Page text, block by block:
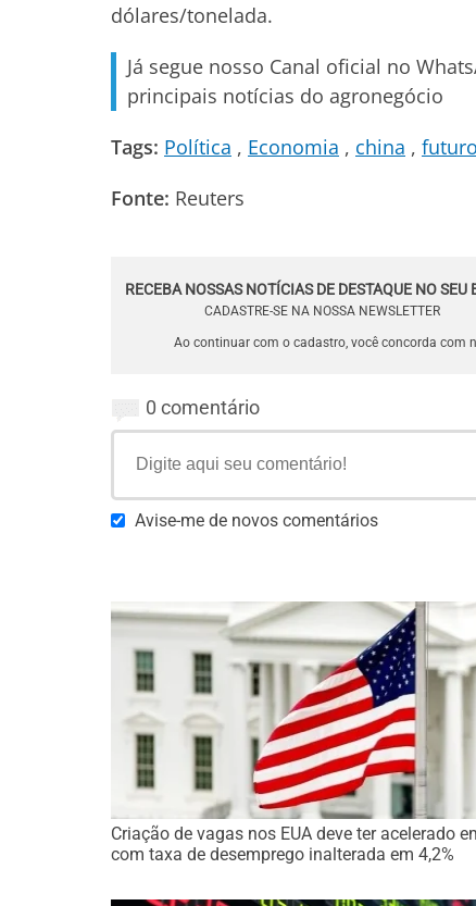
dólares/tonelada.
Já segue nosso Canal oficial no
principais notícias do agronegócio
Tags: Política Economia china futuro
Fonte: Reuters
RECEBA NOSSAS NOTÍCIAS DE DESTAQUE NO SEU
CADASTRE-SE NA NOSSA NEWSLETTER
Ao continuar com o cadastro, você concorda com
0 comentário
Avise-me de novos comentários
Criação de vagas nos EUA deve ter acelerado
com taxa de desemprego inalterada em 4,2%